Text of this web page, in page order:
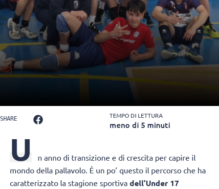
SHARE TEMPO DI LETTURA
meno di 5 minuti
U
n anno di transizione e di crescita per capire il
mondo della pallavolo. È un po’ questo il percorso che ha
caratterizzato la stagione sportiva dell’Under 17